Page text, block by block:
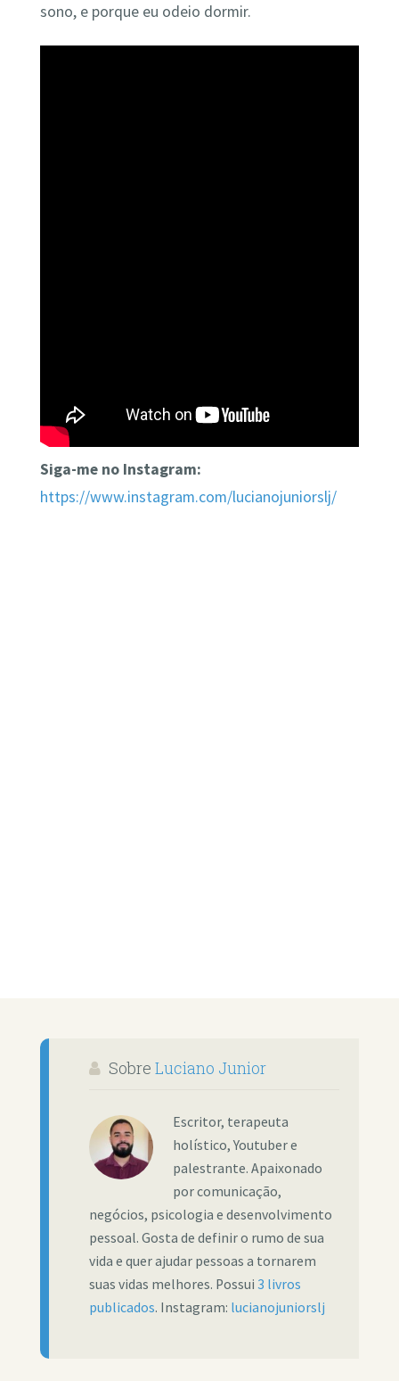
sono, e porque eu odeio dormir.
Siga-me no Instagram:
https://www.instagram.com/lucianojuniorslj/
Sobre Luciano Junior
Escritor, terapeuta
holístico, Youtuber e
palestrante. Apaixonado
por comunicação,
negócios, psicologia e desenvolvimento
pessoal. Gosta de definir o rumo de sua
vida e quer ajudar pessoas a tornarem
suas vidas melhores. Possui 3 livros
publicados. Instagram: lucianojuniorslj